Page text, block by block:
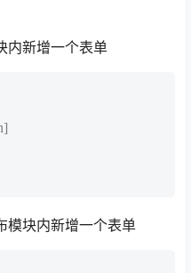
内新增一个表单
模块内新增一个表单